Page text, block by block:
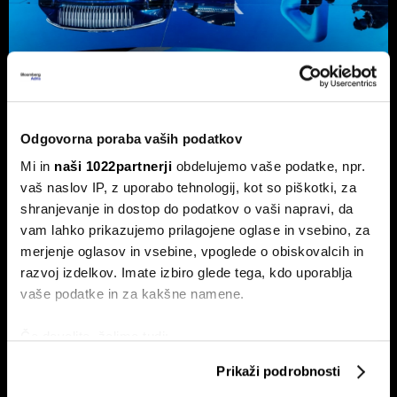
Odgovorna poraba vaših podatkov
Mi in naši 1022partnerji obdelujemo vaše podatke, npr.
vaš naslov IP, z uporabo tehnologij, kot so piškotki, za
shranjevanje in dostop do podatkov o vaši napravi, da
vam lahko prikazujemo prilagojene oglase in vsebino, za
merjenje oglasov in vsebine, vpoglede o obiskovalcih in
razvoj izdelkov. Imate izbiro glede tega, kdo uporablja
vaše podatke in za kakšne namene.
Prikaži podrobnosti
Kako je Geelyju uspelo pokoriti
Geely v času negotovosti stavi na globalno prodajno
mrežo in za kitajsko znamko netipično pogonsko
razpršenost, saj izdeluje tudi modele z motorjem z
notranjim zgorevanjem.
V vojni v Iranu najbolj ogrožen vir